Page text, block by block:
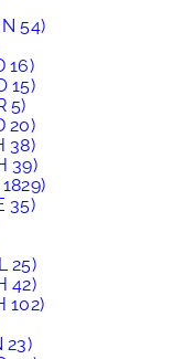
54)
16)
15)
5)
20)
38)
39)
35)
25)
42)
102)
23)